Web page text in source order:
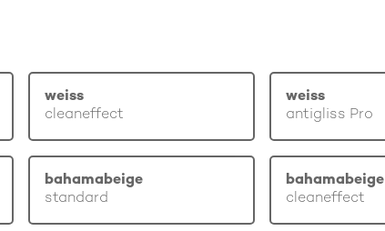
weiss
cleaneffect
weiss
antigliss Pro
bahamabeige
standard
bahamabeige
cleaneffect